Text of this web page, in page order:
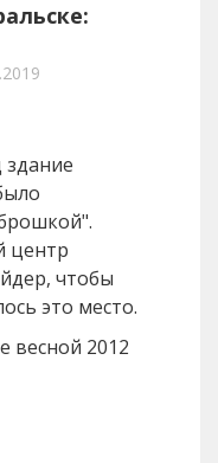
здание
центр
чтобы
это место.
весной 2012